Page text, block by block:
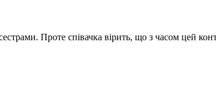
Проте співачка вірить, що з часом цей